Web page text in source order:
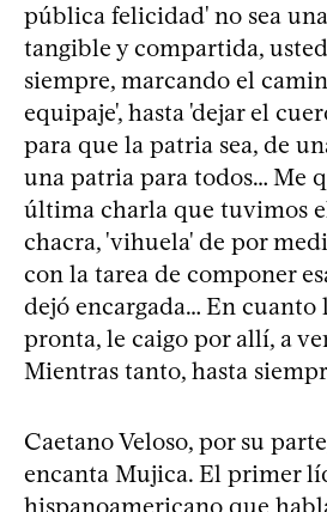
pública felicidad' no sea
tangible y compartida,
siempre, marcando el
equipaje', hasta 'dejar el
para que la patria sea, de
una patria para todos… Me
última charla que tuvimos
chacra, 'vihuela' de por
con la tarea de componer
dejó encargada… En cuanto
pronta, le caigo por allí, a
Mientras tanto, hasta
Caetano Veloso, por su
encanta Mujica. El primer
hispanoamericano que